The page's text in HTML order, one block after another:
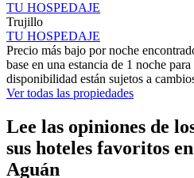
TU HOSPEDAJE
Trujillo
TU HOSPEDAJE
Precio más bajo por noche
base en una estancia de 1 noche
disponibilidad están sujetos a
Ver todas las propiedades
Lee las opiniones de
sus hoteles favoritos
Aguán